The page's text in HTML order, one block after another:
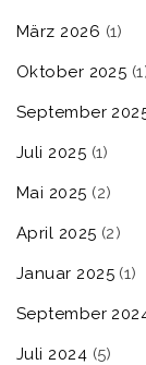
März 2026 (1)
Oktober 2025
September
Juli 2025 (1)
Mai 2025 (2)
April 2025 (2)
Januar 2025(1)
September
Juli 2024 (5)